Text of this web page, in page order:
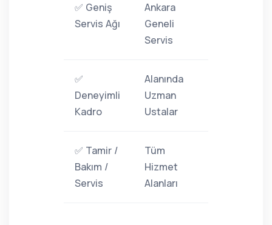
✅ Geniş
Servis Ağı
Ankara
Geneli
Servis
✅
Deneyimli
Kadro
Alanında
Uzman
Ustalar
✅ Tamir /
Bakım /
Servis
Tüm
Hizmet
Alanları